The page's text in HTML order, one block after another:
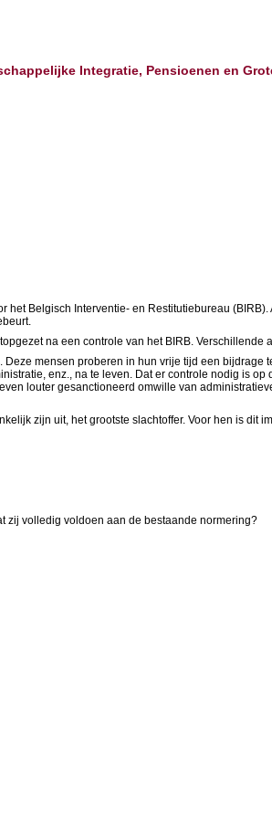
Integratie, Pensioenen en
Belgisch Interventie- en Restitutiebureau
na een controle van het BIRB.
mensen proberen in hun vrije tijd een bijdrage
enz., na te leven. Dat er controle nodig is
louter gesanctioneerd omwille van
zijn uit, het grootste slachtoffer. Voor hen is dit
zij volledig voldoen aan de bestaande normering?